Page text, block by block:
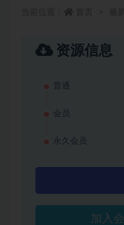
资源信息
普通
会员
永久会员
加入